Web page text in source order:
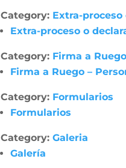
Category: Extra-
Extra-proceso o
Category: Firma a
Firma a Ruego –
Category: Formularios
Formularios
Category:Galeria
Galería